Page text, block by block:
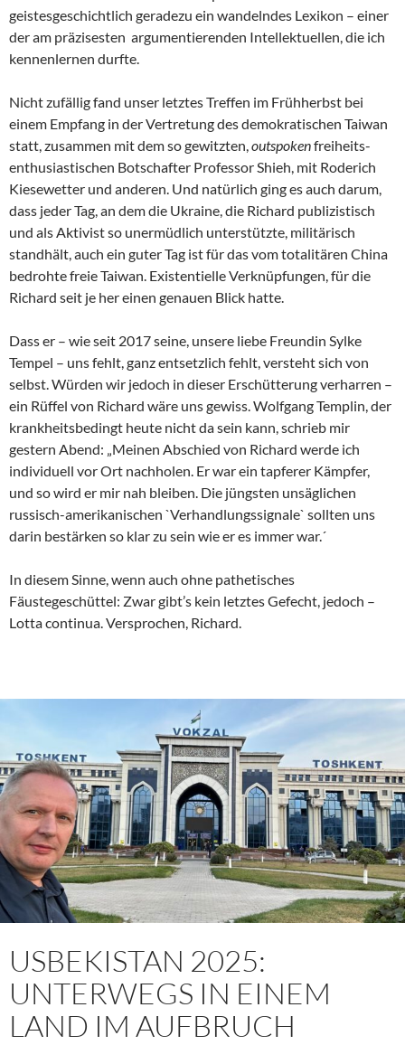
geistesgeschichtlich geradezu ein wandelndes Lexikon – einer
der am präzisesten argumentierenden Intellektuellen, die ich
kennenlernen durfte.
Nicht zufällig fand unser letztes Treffen im Frühherbst bei
einem Empfang in der Vertretung des demokratischen Taiwan
statt, zusammen mit dem so gewitzten,outspokenfreiheits-
enthusiastischen Botschafter Professor Shieh, mit Roderich
Kiesewetter und anderen. Und natürlich ging es auch darum,
dass jeder Tag, an dem die Ukraine, die Richard publizistisch
und als Aktivist so unermüdlich unterstützte, militärisch
standhält, auch ein guter Tag ist für das vom totalitären China
bedrohte freie Taiwan. Existentielle Verknüpfungen, für die
Richard seit je her einen genauen Blick hatte.
Dass er – wie seit 2017 seine, unsere liebe Freundin Sylke
Tempel – uns fehlt, ganz entsetzlich fehlt, versteht sich von
selbst. Würden wir jedoch in dieser Erschütterung verharren –
ein Rüffel von Richard wäre uns gewiss. Wolfgang Templin, der
krankheitsbedingt heute nicht da sein kann, schrieb mir
gestern Abend: „Meinen Abschied von Richard werde ich
individuell vor Ort nachholen. Er war ein tapferer Kämpfer,
und so wird er mir nah bleiben. Die jüngsten unsäglichen
russisch-amerikanischen `Verhandlungssignale` sollten uns
darin bestärken so klar zu sein wie er es immer war.´
In diesem Sinne, wenn auch ohne pathetisches
Fäustegeschüttel: Zwar gibt’s kein letztes Gefecht, jedoch –
Lotta continua. Versprochen, Richard.
USBEKISTAN 2025:
UNTERWEGS IN EINEM
LAND IM AUFBRUCH